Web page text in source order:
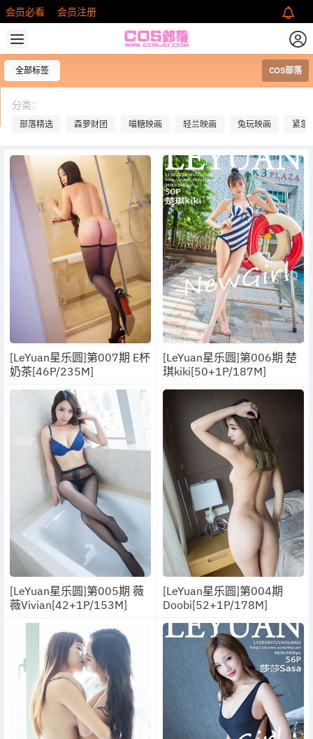
会员必看 会员注册
全部标签 COS部落
分类：
部落精选 森萝财团 喵糖映画 轻兰映画 兔玩映画 紧急
[LeYuan星乐圆]第007期 E杯
奶茶[46P/235M]
[LeYuan星乐圆]第006期 楚
琪kiki[50+1P/187M]
[LeYuan星乐圆]第005期 薇
薇Vivian[42+1P/153M]
[LeYuan星乐圆]第004期
Doobi[52+1P/178M]